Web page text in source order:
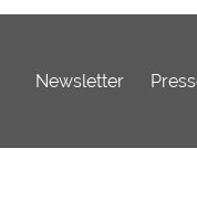
Newsletter